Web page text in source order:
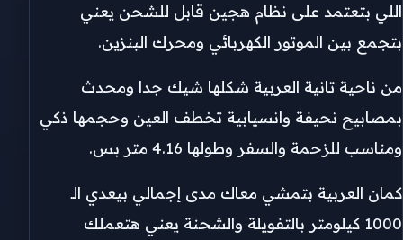
اللي بتعتمد على نظام هجين قابل للشحن يعني
بتجمع بين الموتور الكهربائي ومحرك البنزين.
من ناحية تانية العربية شكلها شيك جدا ومحدث
بمصابيح نحيفة وانسيابية تخطف العين وحجمها ذكي
ومناسب للزحمة والسفر وطولها 4.16 متر بس.
كمان العربية بتمشي معاك مدى إجمالي بيعدي الـ
1000 كيلومتر بالتفويلة والشحنة يعني هتعملك